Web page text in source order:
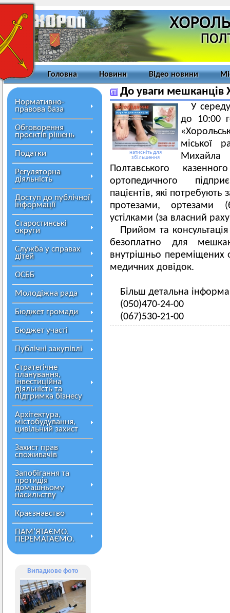
Головна Новини Відео новини
Нормативно-
правова база
Обговорення
проєктів рішень
Податки
Регуляторна
діяльність
Доступ до публічної
інформації
Старостинські
округи
Служба у справах
дітей
ОСББ
Молодіжна рада
Бюджет громади
Бюджет участі
Публічні закупівлі
Стратегічне
планування,
інвестиційна
діяльність та
підтримка бізнесу
Архітектура,
містобудування,
цивільний захист
Захист прав
споживачів
Запобігання та
протидія
домашньому
насильству
Краєзнавство
ПАМ’ЯТАЄМО.
ПЕРЕМАГАЄМО.
Випадкове фото
До уваги мешканців
натисніть для
збільшення
У
до 10:00
міської
Михайла
Полтавського
ортопедичного
пацієнтів, які
протезами, ортезами
устілками (за власний
Прийом та
безоплатно для
внутрішньо переміщених
медичних довідок.
Більш детальна
(050)470-24-00
(067)530-21-00